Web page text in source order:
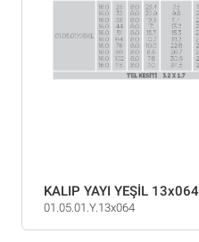
KALIP YAYI YEŞİL 13x064
01.05.01.Y.13x064